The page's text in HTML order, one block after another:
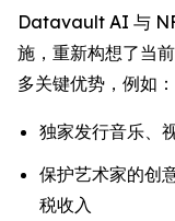
Datavault AI 与
施，重新构想了当
多关键优势，例如：
独家发行音乐、
保护艺术家的创
税收入